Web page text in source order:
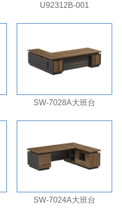
U92312B-001
SW-7028A大班台
SW-7024A大班台